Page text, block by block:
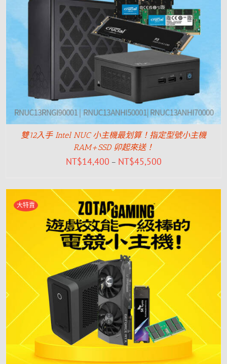
雙12入手 Intel NUC 小主機最划算！指定型號小主機
RAM+SSD 卯起來送！
NT$14,400 – NT$45,500
大特賣